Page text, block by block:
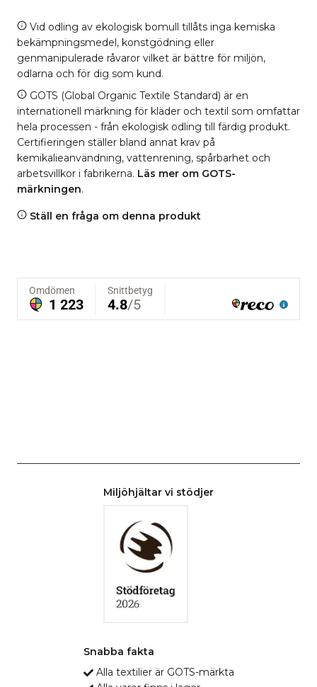
Vid odling av ekologisk bomull tillåts inga kemiska
bekämpningsmedel, konstgödning eller
genmanipulerade råvaror vilket är bättre för miljön,
odlarna och för dig som kund.
GOTS (Global Organic Textile Standard) är en
internationell märkning för kläder och textil som omfattar
hela processen - från ekologisk odling till färdig produkt.
Certifieringen ställer bland annat krav på
kemikalieanvändning, vattenrening, spårbarhet och
arbetsvillkor i fabrikerna. Läs mer om GOTS-
märkningen.
Ställ en fråga om denna produkt
Miljöhjältar vi stödjer
Snabba fakta
Alla textilier är GOTS-märkta